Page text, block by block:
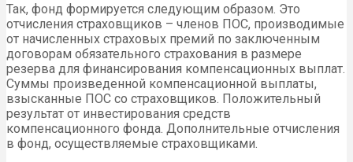
Так, фонд формируется следующим образом. Это
отчисления страховщиков – членов ПОС, производимые
от начисленных страховых премий по заключенным
договорам обязательного страхования в размере
резерва для финансирования компенсационных выплат.
Суммы произведенной компенсационной выплаты,
взысканные ПОС со страховщиков. Положительный
результат от инвестирования средств
компенсационного фонда. Дополнительные отчисления
в фонд, осуществляемые страховщиками.